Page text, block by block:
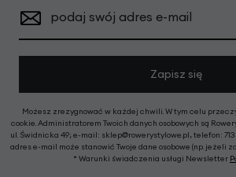
podaj swój adres e-mail
Zapisz się
Możesz zrezygnować w każdej chwili. W tym celu
cookie. Administratorem Twoich danych osobowych są
ul. Świdnicka 49; e-mail: sklep@rowerystylowe.pl, telefon:
adres e-mail może stanowić Twoje dane osobowe (np. jeżeli
* Warunki świadczenia usługi Newsletter